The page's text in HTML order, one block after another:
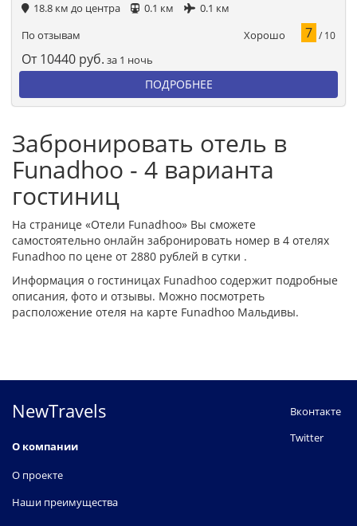
18.8 км до центра 0.1 км
0.1 км
По отзывам
Хорошо 7 / 10
От 10440 руб. за 1 ночь
ПОДРОБНЕЕ
Забронировать отель в
Funadhoo - 4 варианта
гостиниц
На странице «Отели Funadhoo» Вы сможете
самостоятельно онлайн забронировать номер в 4 отелях
Funadhoo по цене от 2880 рублей в сутки .
Информация о гостиницах Funadhoo содержит подробные
описания, фото и отзывы. Можно посмотреть
расположение отеля на карте Funadhoo Мальдивы.
NewTravels
О компании
О проекте
Наши преимущества
Вконтакте
Twitter